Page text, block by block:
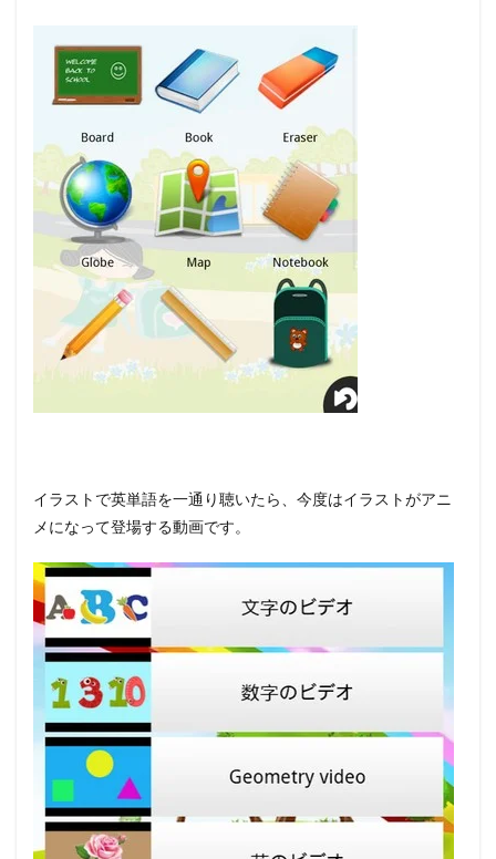
イラストで英単語を一通り聴いたら、今度はイラストがアニ
メになって登場する動画です。